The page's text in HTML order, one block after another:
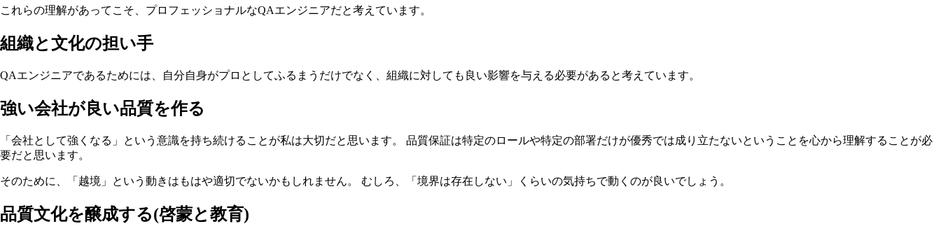
これらの理解があってこそ、プロフェッショナルなQAエンジニアだと考えています。
組織と文化の担い手
QAエンジニアであるためには、自分自身がプロとしてふるまうだけでなく、組織に対しても良い影響を与える必要があると考えています。
強い会社が良い品質を作る
「会社として強くなる」という意識を持ち続けることが私は大切だと思います。 品質保証は特定のロールや特定の部署だけが優秀では成り立たないということを心から理解することが必
要だと思います。
そのために、「越境」という動きはもはや適切でないかもしれません。 むしろ、「境界は存在しない」くらいの気持ちで動くのが良いでしょう。
品質文化を醸成する(啓蒙と教育)